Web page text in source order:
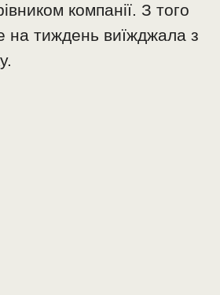
компанії. З того
на тиждень виїжджала з